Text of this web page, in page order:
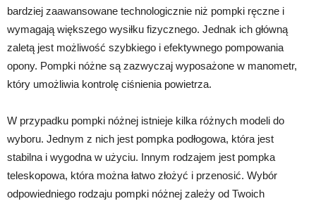
bardziej zaawansowane technologicznie niż pompki ręczne i
wymagają większego wysiłku fizycznego. Jednak ich główną
zaletą jest możliwość szybkiego i efektywnego pompowania
opony. Pompki nóżne są zazwyczaj wyposażone w manometr,
który umożliwia kontrolę ciśnienia powietrza.
W przypadku pompki nóżnej istnieje kilka różnych modeli do
wyboru. Jednym z nich jest pompka podłogowa, która jest
stabilna i wygodna w użyciu. Innym rodzajem jest pompka
teleskopowa, która można łatwo złożyć i przenosić. Wybór
odpowiedniego rodzaju pompki nóżnej zależy od Twoich